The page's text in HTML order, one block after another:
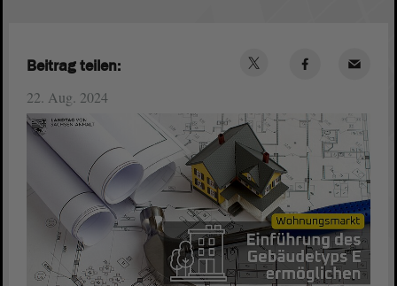
22. Aug. 2024
Beitrag teilen: